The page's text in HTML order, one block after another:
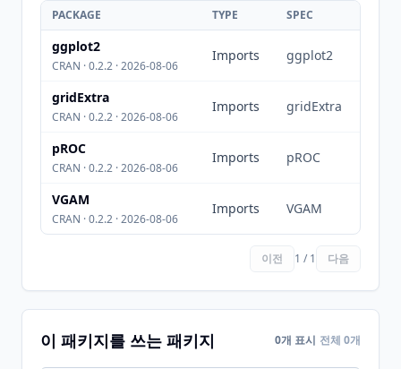
PACKAGE TYPE SPEC
ggplot2
CRAN · 0.2.2 · 2026-08-06
Imports ggplot2
gridExtra
CRAN · 0.2.2 · 2026-08-06
Imports gridExtra
pROC
CRAN · 0.2.2 · 2026-08-06
Imports pROC
VGAM
CRAN · 0.2.2 · 2026-08-06
Imports VGAM
이전 1 / 1 다음
이 패키지를 쓰는 패키지 0개 표시 전체 0개